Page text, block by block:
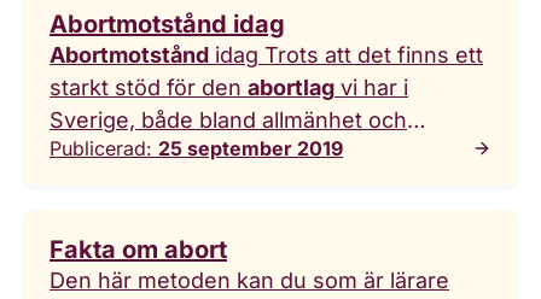
till reformerna under 1930- och 1960-talet.
1930-talet ... 1930-talet Puffbehållare -
Abort 30-talet 1940-talet Puffbehållare -
Abort40-talet Myter och argument
Puffbehållare - Myter & argument 1960-
Abortmotstånd idag
Abortmotstånd idag Trots att det finns ett
starkt stöd för den abortlag vi har i
Sverige, både bland allmänhet och
politiker, får vi inte taaborträtten
värdekonservativa och högerextrema ...
högerextrema Historiskt har
Publicerad: 25 september 2019
Fakta om abort
Den här metoden kan du som är lärare